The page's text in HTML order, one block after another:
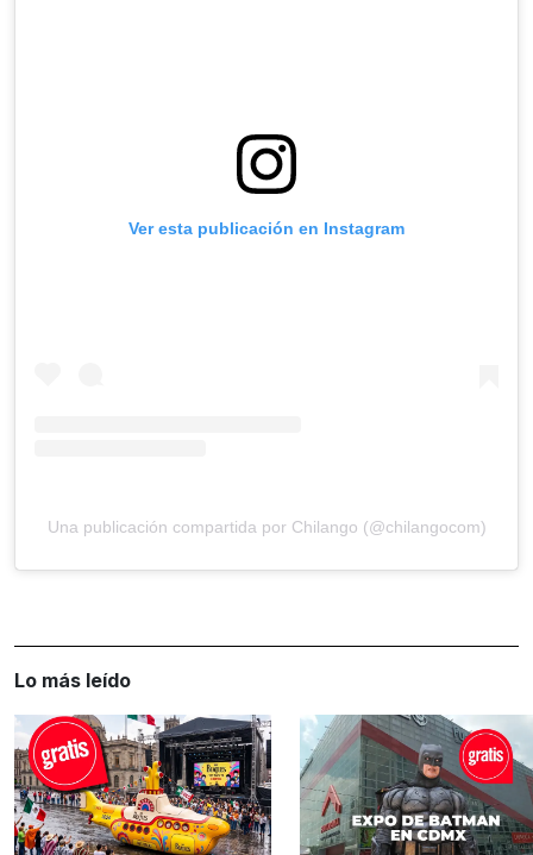
Ver esta publicación en Instagram
Una publicación compartida por Chilango (@chilangocom)
Lo más leído